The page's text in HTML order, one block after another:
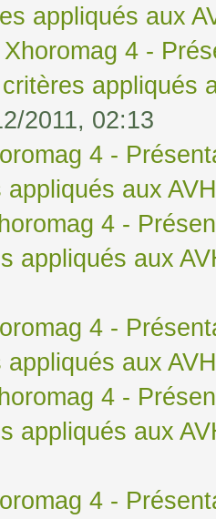
appliqués aux
4 -
appliqués
2011, 02:13
4 -
appliqués aux AVH
4 -
appliqués aux
4 -
appliqués aux AVH
4 -
appliqués aux
4 -